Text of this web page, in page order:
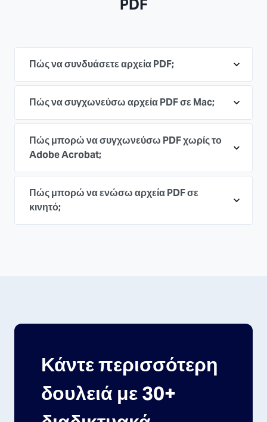
PDF
Πώς να συνδυάσετε αρχεία PDF;
Πώς να συγχωνεύσω αρχεία PDF σε Mac;
Πώς μπορώ να συγχωνεύσω PDF χωρίς το
Adobe Acrobat;
Πώς μπορώ να ενώσω αρχεία PDF σε
κινητό;
Κάντε περισσότερη
δουλειά με 30+